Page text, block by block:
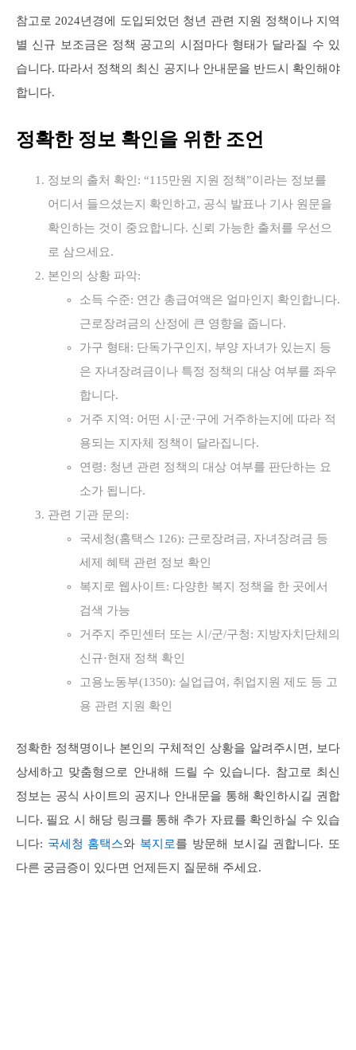
참고로 2024년경에 도입되었던 청년 관련 지원 정책이나 지역
별 신규 보조금은 정책 공고의 시점마다 형태가 달라질 수 있
습니다. 따라서 정책의 최신 공지나 안내문을 반드시 확인해야
합니다.
정확한 정보 확인을 위한 조언
정보의 출처 확인: “115만원 지원 정책”이라는 정보를
어디서 들으셨는지 확인하고, 공식 발표나 기사 원문을
확인하는 것이 중요합니다. 신뢰 가능한 출처를 우선으
로 삼으세요.
본인의 상황 파악:
소득 수준: 연간 총급여액은 얼마인지 확인합니다.
근로장려금의 산정에 큰 영향을 줍니다.
가구 형태: 단독가구인지, 부양 자녀가 있는지 등
은 자녀장려금이나 특정 정책의 대상 여부를 좌우
합니다.
거주 지역: 어떤 시·군·구에 거주하는지에 따라 적
용되는 지자체 정책이 달라집니다.
연령: 청년 관련 정책의 대상 여부를 판단하는 요
소가 됩니다.
관련 기관 문의:
국세청(홈택스 126): 근로장려금, 자녀장려금 등
세제 혜택 관련 정보 확인
복지로 웹사이트: 다양한 복지 정책을 한 곳에서
검색 가능
거주지 주민센터 또는 시/군/구청: 지방자치단체의
신규·현재 정책 확인
고용노동부(1350): 실업급여, 취업지원 제도 등 고
용 관련 지원 확인
정확한 정책명이나 본인의 구체적인 상황을 알려주시면, 보다
상세하고 맞춤형으로 안내해 드릴 수 있습니다. 참고로 최신
정보는 공식 사이트의 공지나 안내문을 통해 확인하시길 권합
니다. 필요 시 해당 링크를 통해 추가 자료를 확인하실 수 있습
니다: 국세청 홈택스와 복지로를 방문해 보시길 권합니다. 또
다른 궁금증이 있다면 언제든지 질문해 주세요.